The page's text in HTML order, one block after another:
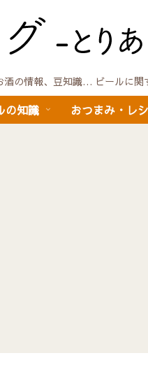
の情報、豆知識… ビールに関
の知識 おつまみ・レ